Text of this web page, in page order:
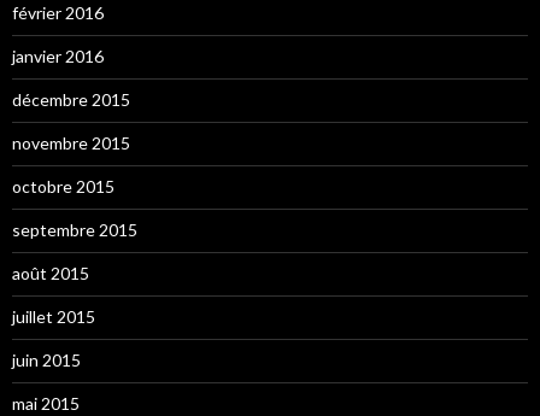
février 2016
janvier 2016
décembre 2015
novembre 2015
octobre 2015
septembre 2015
août 2015
juillet 2015
juin 2015
mai 2015